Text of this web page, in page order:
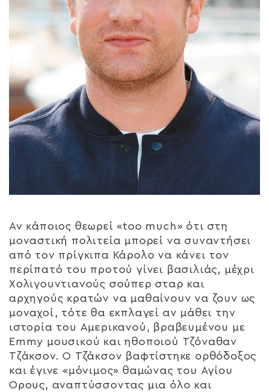
Αν κάποιος θεωρεί «too much» ότι στη
μοναστική πολιτεία μπορεί να συναντήσει
από τον πρίγκιπα Κάρολο να κάνει τον
περίπατό του προτού γίνει βασιλιάς, μέχρι
Χολιγουντιανούς σούπερ σταρ και
αρχηγούς κρατών να μαθαίνουν να ζουν ως
μοναχοί, τότε θα εκπλαγεί αν μάθει την
ιστορία του Αμερικανού, βραβευμένου με
Emmy μουσικού και ηθοποιού Τζόναθαν
Τζάκσον. Ο Τζάκσον βαφτίστηκε ορθόδοξος
και έγινε «μόνιμος» θαμώνας του Αγίου
Ορους, αναπτύσσοντας μια όλο και